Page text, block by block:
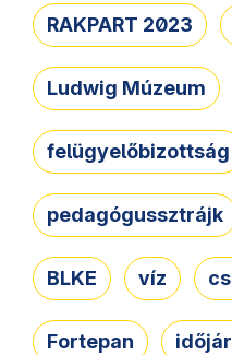
RAKPART 2023
Ludwig Múzeum
felügyelőbizottság
pedagógussztrájk
BLKE víz
Fortepan